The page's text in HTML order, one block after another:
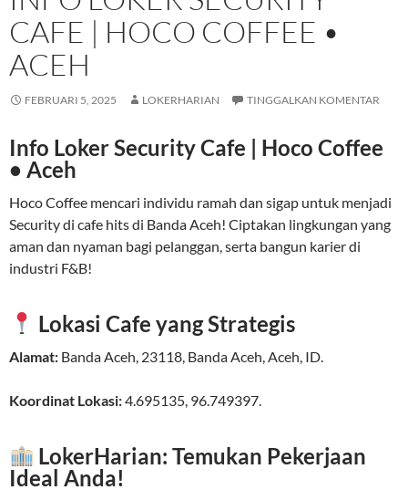
CAFE | HOCO COFFEE •
ACEH
FEBRUARI 5, 2025 LOKERHARIAN TINGGALKAN KOMENTAR
Info Loker Security Cafe | Hoco Coffee
• Aceh
Hoco Coffee mencari individu ramah dan sigap untuk menjadi
Security di cafe hits di Banda Aceh! Ciptakan lingkungan yang
aman dan nyaman bagi pelanggan, serta bangun karier di
industri F&B!
Lokasi Cafe yang Strategis
Alamat: Banda Aceh 23118 Banda Aceh Aceh ID
Koordinat Lokasi:4.695135 96.749397
LokerHarian: Temukan Pekerjaan
Ideal Anda!